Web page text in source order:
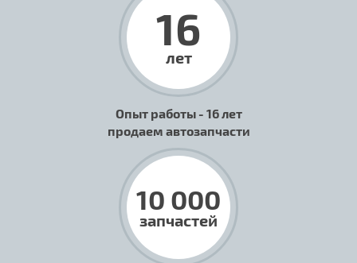
16
лет
Опыт работы - 16 лет
продаем автозапчасти
10 000
запчастей